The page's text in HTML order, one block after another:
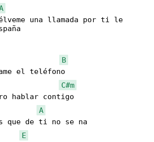
una llamada por ti le
B
el teléfono
C#m
hablar contigo
A
E